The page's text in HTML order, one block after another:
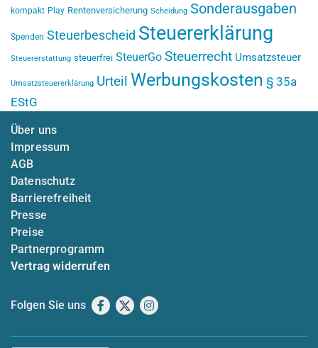
kompakt Play Rentenversicherung Scheidung Sonderausgaben
Spenden Steuerbescheid Steuererklärung
Steuererstattung steuerfrei SteuerGo Steuerrecht Umsatzsteuer
Umsatzsteuererklärung Urteil Werbungskosten § 35a
EStG
Über uns
Impressum
AGB
Datenschutz
Barrierefreiheit
Presse
Preise
Partnerprogramm
Vertrag widerrufen
Folgen Sie uns Facebook
X Instagram